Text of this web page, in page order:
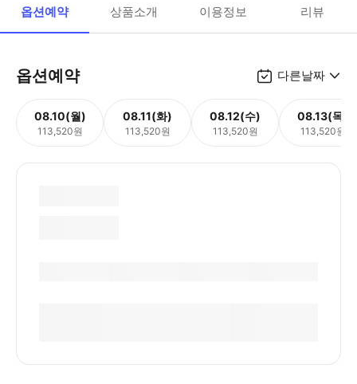
옵션예약 상품소개 이용정보 리뷰
옵션예약 다른날짜
08.10(월)
113,520원
08.11(화)
113,520원
08.12(수)
113,520원
08.13(목)
113,520원